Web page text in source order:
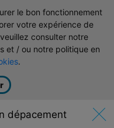
le bon fonctionnement
votre expérience de
consulter notre
s et / ou notre politique en
.
dépacement